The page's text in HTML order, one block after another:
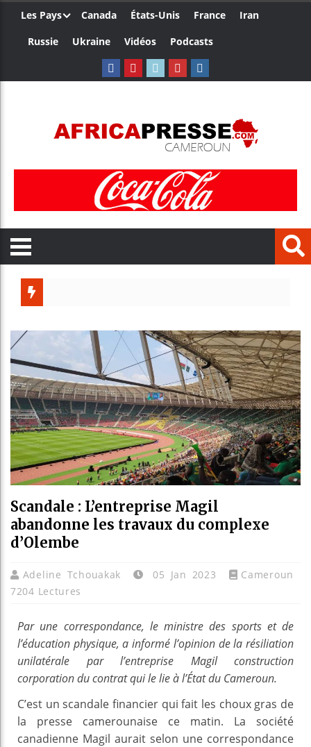
Les Pays Canada États-Unis France
Iran
Russie
Ukraine Vidéos Podcasts
Guinée
Bénin :
Scandale : L’entreprise Magil
abandonne les travaux du complexe
d’Olembe
Adeline Tchouakak 05 Jan 2023
Cameroun
7204 Lectures
Par une correspondance, le ministre des sports et de
l’éducation physique, a informé l’opinion de la résiliation
unilatérale par l’entreprise Magil construction
corporation du contrat qui le lie à l’État du Cameroun.
C’est un scandale financier qui fait les choux gras de
la presse camerounaise ce matin. La société
canadienne Magil aurait selon une correspondance